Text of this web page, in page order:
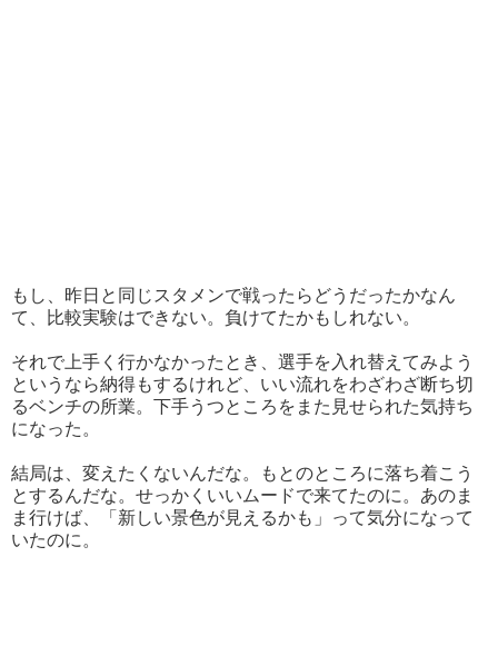
もし、昨日と同じスタメンで戦ったらどうだったかなん
て、比較実験はできない。負けてたかもしれない。
それで上手く行かなかったとき、選手を入れ替えてみよう
というなら納得もするけれど、いい流れをわざわざ断ち切
るベンチの所業。下手うつところをまた見せられた気持ち
になった。
結局は、変えたくないんだな。もとのところに落ち着こう
とするんだな。せっかくいいムードで来てたのに。あのま
ま行けば、「新しい景色が見えるかも」って気分になって
いたのに。